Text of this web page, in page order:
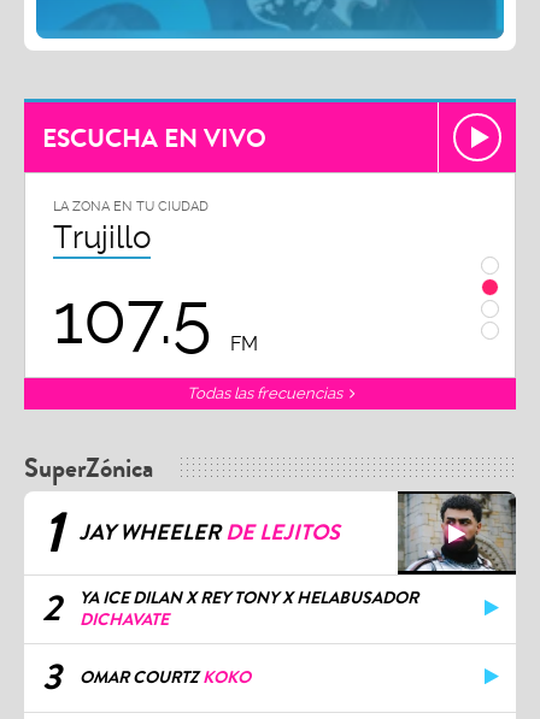
ESCUCHA EN VIVO
LA ZONA EN TU CIUDAD
Trujillo
107.5 FM
Todas las frecuencias
SuperZónica
1 JAY WHEELERDE LEJITOS
2
YA ICE DILAN X REY TONY X HELABUSADOR
DICHAVATE
3 OMAR COURTZKOKO